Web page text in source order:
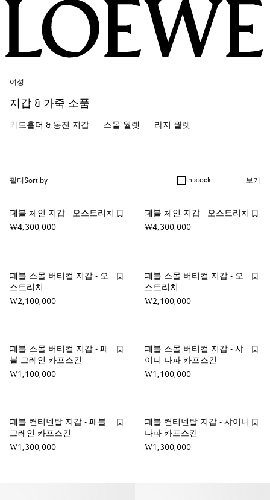
여성
지갑 & 가죽 소품
카드홀더 & 동전 지갑 스몰 월렛 라지 월렛
필터Sort by In stock 보기
페블 체인 지갑 - 오스트리치
₩4,300,000
페블 체인 지갑 - 오스트리치
₩4,300,000
페블 스몰 버티컬 지갑 - 오
스트리치
₩2,100,000
페블 스몰 버티컬 지갑 - 오
스트리치
₩2,100,000
페블 스몰 버티컬 지갑 - 페
블 그레인 카프스킨
₩1,100,000
페블 스몰 버티컬 지갑 - 샤
이니 나파 카프스킨
₩1,100,000
페블 컨티넨탈 지갑 - 페블
그레인 카프스킨
₩1,300,000
페블 컨티넨탈 지갑 - 샤이니
나파 카프스킨
₩1,300,000